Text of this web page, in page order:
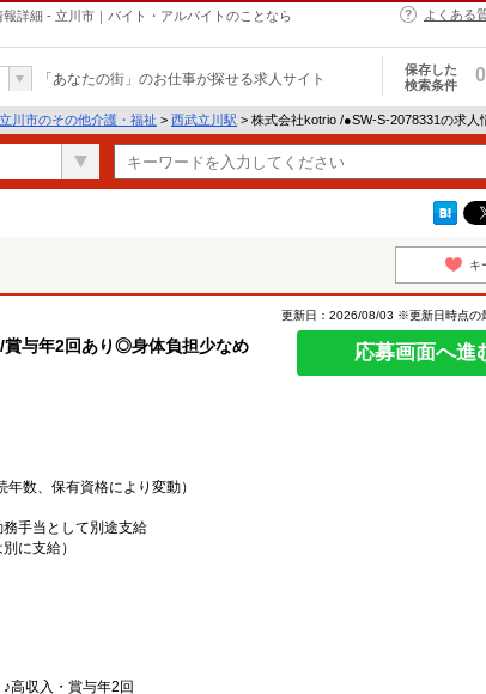
詳細 - 立川市｜バイト・アルバイトのことなら
よくある
「あなたの街」のお仕事が探せる求人サイト
保存した
検索条件
0
立川市のその他介護・福祉 > 西武立川駅 > 株式会社kotrio /●SW-S-2078331の求人
キ
賞与年2回あり◎身体負担少なめ
更新日：2026/08/03 ※更新日時点の
応募画面へ進
数、保有資格により変動）
手当として別途支給
に支給）
高収入・賞与年2回